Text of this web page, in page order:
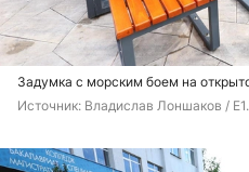
Задумка с морским боем на
Источник: Владислав Лоншаков /